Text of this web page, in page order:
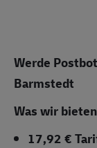
Werde
Barmstedt
Was wir bieten
17,92 €